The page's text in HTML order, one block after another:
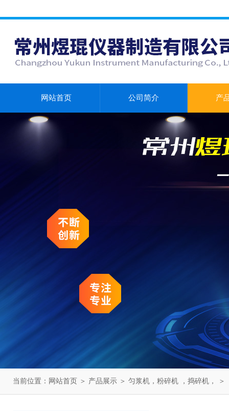
网站首页 公司简介 产
当前位置： 网站首页 ＞ 产品展示 ＞ 匀浆机，粉碎机 ，捣碎机， ＞